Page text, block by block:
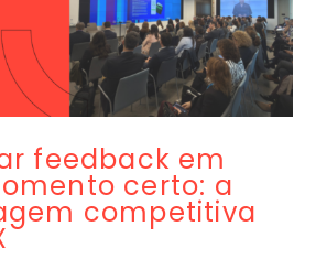
feedback em
certo: a
competitiva